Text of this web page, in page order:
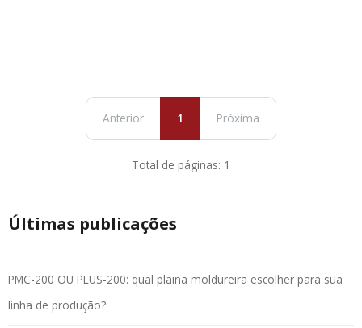
Anterior 1 Próxima
Total de páginas: 1
Últimas publicações
PMC-200 OU PLUS-200: qual plaina moldureira escolher para sua
linha de produção?